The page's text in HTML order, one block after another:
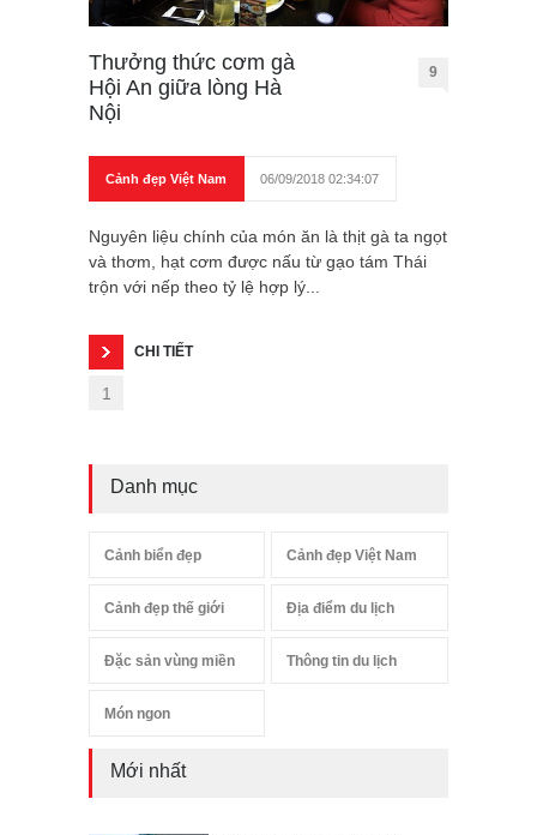
Thưởng thức cơm gà
Hội An giữa lòng Hà
Nội
9
Cảnh đẹp Việt Nam 06/09/2018 02:34:07
Nguyên liệu chính của món ăn là thịt gà ta ngọt
và thơm, hạt cơm được nấu từ gạo tám Thái
trộn với nếp theo tỷ lệ hợp lý...
CHI TIẾT
1
Danh mục
Cảnh biển đẹp Cảnh đẹp Việt Nam
Cảnh đẹp thế giới Địa điểm du lịch
Đặc sản vùng miền Thông tin du lịch
Món ngon
Mới nhất